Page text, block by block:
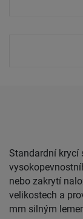
Standardní krycí
nebo zakrytí
velikostech a
mm silným